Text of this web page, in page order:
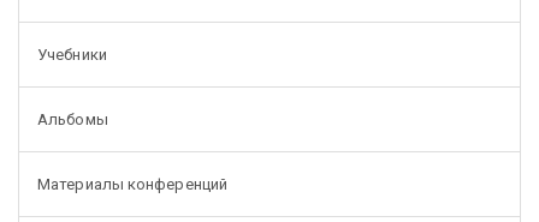
Учебники
Альбомы
Материалы конференций